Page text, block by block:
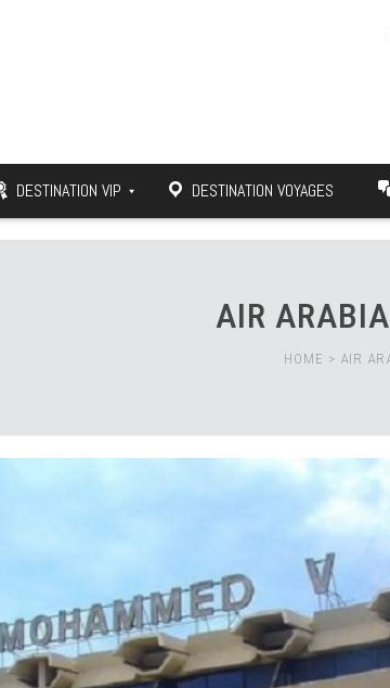
DESTINATION VIP DESTINATION VOYAGES
AIR ARABIA
HOME > AIR